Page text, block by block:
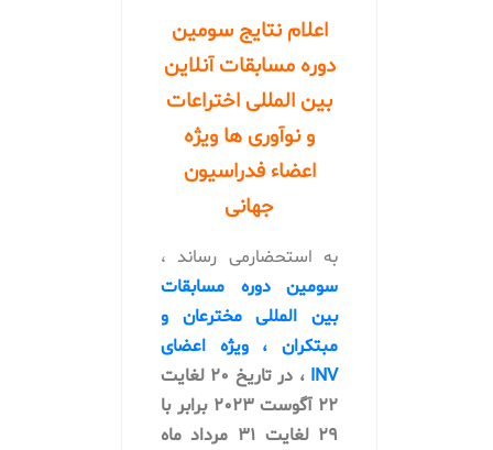
اعلام نتایج سومین
دوره مسابقات آنلاین
بین المللی اختراعات
و نوآوری ها ویژه
اعضاء فدراسیون
جهانی
به استحضارمی رساند ،
سومین دوره مسابقات
بین المللی مخترعان و
مبتکران ، ویژه اعضای
INV
، در تاریخ 20 لغایت
22 آگوست 2023 برابر با
29 لغایت 31 مرداد ماه